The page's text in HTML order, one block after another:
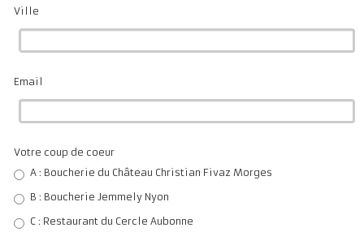
Ville
Email
Votre coup de coeur
A : Boucherie du Château Christian Fivaz Morges
B : Boucherie Jemmely Nyon
C : Restaurant du Cercle Aubonne